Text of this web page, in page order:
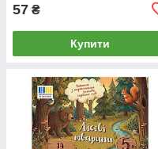
57 ₴
Купити